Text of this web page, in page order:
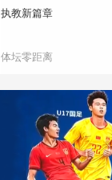
执教新篇章
体坛零距离